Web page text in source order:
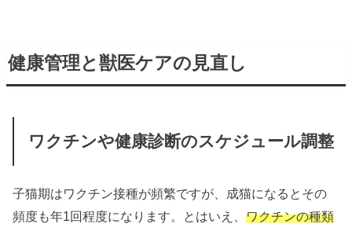
健康管理と獣医ケアの見直し
ワクチンや健康診断のスケジュール調整
子猫期はワクチン接種が頻繁ですが、成猫になるとその
頻度も年1回程度になります。とはいえ、ワクチンの種類